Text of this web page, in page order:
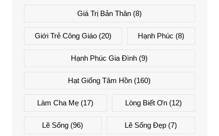
Giá Trị Bản Thân(8)
Giới Trẻ Công Giáo(20) Hạnh Phúc (8)
Hạnh Phúc Gia Đình (9)
Hạt Giống Tâm Hồn (160)
Làm Cha Mẹ (17) Lòng Biết Ơn(12)
Lẽ Sống (96) Lẽ Sống Đẹp(7)